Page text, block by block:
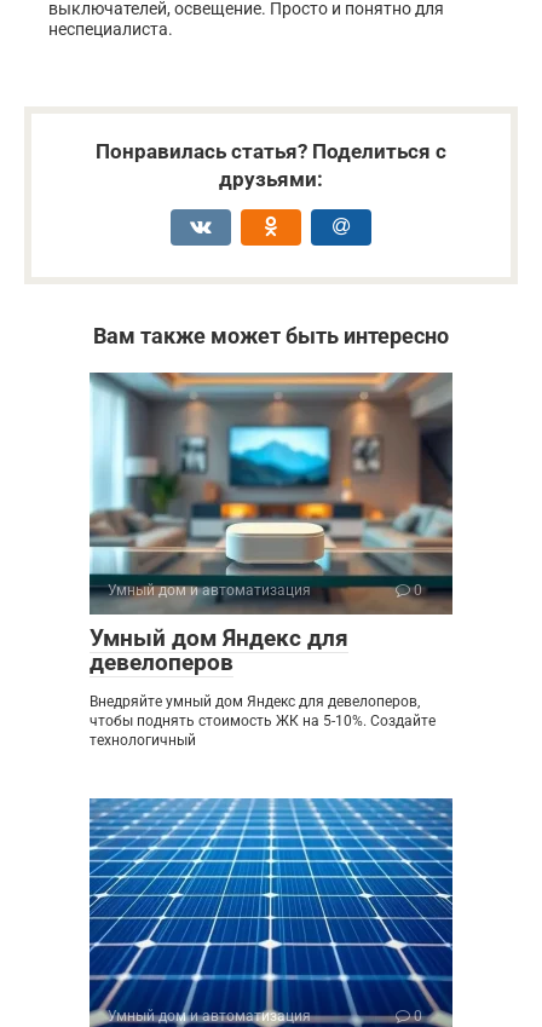
выключателей, освещение. Просто и понятно для
неспециалиста.
Понравилась статья? Поделиться с
друзьями:
Вам также может быть интересно
Умный дом и автоматизация 0
Умный дом Яндекс для
девелоперов
Внедряйте умный дом Яндекс для девелоперов,
чтобы поднять стоимость ЖК на 5-10%. Создайте
технологичный
Умный дом и автоматизация 0